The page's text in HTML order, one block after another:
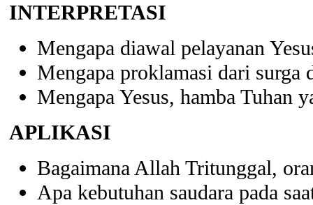
INTERPRETASI
Mengapa diawal pelayanan
Mengapa proklamasi dari surga
Mengapa Yesus, hamba Tuhan
APLIKASI
Bagaimana Allah Tritunggal,
Apa kebutuhan saudara pada